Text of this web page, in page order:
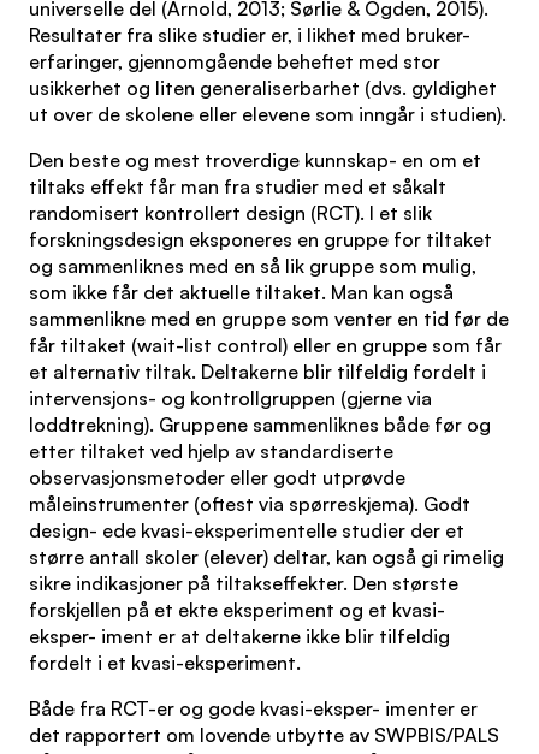
universelle del (Arnold, 2013; Sørlie & Ogden, 2015).
Resultater fra slike studier er, i likhet med bruker-
erfaringer, gjennomgående beheftet med stor
usikkerhet og liten generaliserbarhet (dvs. gyldighet
ut over de skolene eller elevene som inngår i studien).
Den beste og mest troverdige kunnskap- en om et
tiltaks effekt får man fra studier med et såkalt
randomisert kontrollert design (RCT). I et slik
forskningsdesign eksponeres en gruppe for tiltaket
og sammenliknes med en så lik gruppe som mulig,
som ikke får det aktuelle tiltaket. Man kan også
sammenlikne med en gruppe som venter en tid før de
får tiltaket (wait-list control) eller en gruppe som får
et alternativ tiltak. Deltakerne blir tilfeldig fordelt i
intervensjons- og kontrollgruppen (gjerne via
loddtrekning). Gruppene sammenliknes både før og
etter tiltaket ved hjelp av standardiserte
observasjonsmetoder eller godt utprøvde
måleinstrumenter (oftest via spørreskjema). Godt
design- ede kvasi-eksperimentelle studier der et
større antall skoler (elever) deltar, kan også gi rimelig
sikre indikasjoner på tiltakseffekter. Den største
forskjellen på et ekte eksperiment og et kvasi-
eksper- iment er at deltakerne ikke blir tilfeldig
fordelt i et kvasi-eksperiment.
Både fra RCT-er og gode kvasi-eksper- imenter er
det rapportert om lovende utbytte av SWPBIS/PALS